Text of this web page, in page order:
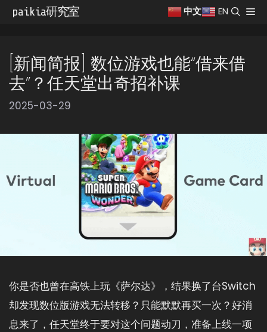
paikia研究室
菜
中文 EN
[新闻简报] 数位游戏也能“借来借
去”？任天堂出奇招补课
2025-03-29
你是否也曾在高铁上玩《萨尔达》，结果换了台Switch
却发现数位版游戏无法转移？只能默默再买一次？好消
息来了，任天堂终于要对这个问题动刀，准备上线一项